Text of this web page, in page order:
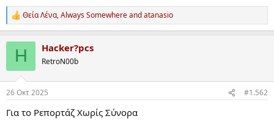
R
e
s
Θεία Λένα,Always Somewhereandatanasio
H Hacker?pcs
RetroN00b
26 Οκτ 2025 #1.562
Για το Ρεπορτάζ Χωρίς Σύνορα